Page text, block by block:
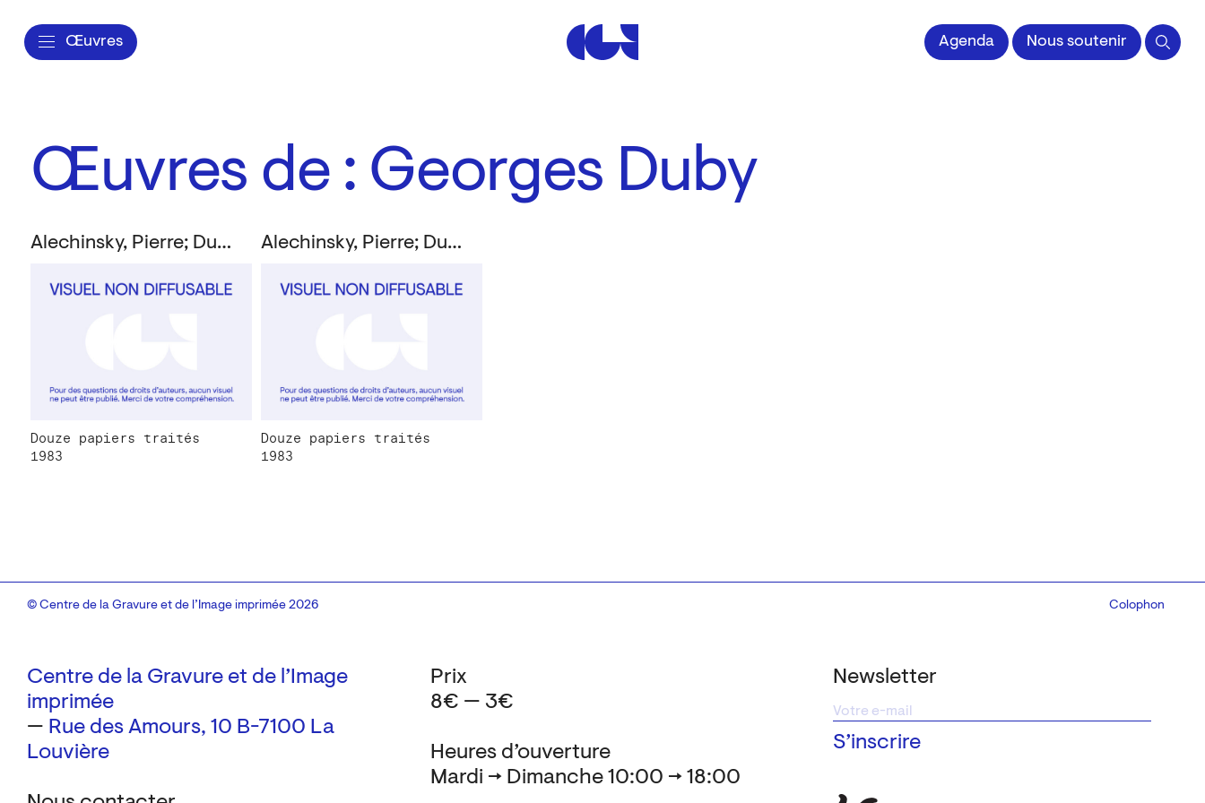
Œuvres Centre de la Gravure et de l'Image impriméeAgenda Nous soutenir
Œuvres de : Georges Duby
Alechinsky, Pierre; Duby, Georges
Douze papiers traités
1983
Alechinsky, Pierre; Duby, Georges
Douze papiers traités
1983
Centre de la Gravure et de l’Image
imprimée
— Rue des Amours, 10 B-7100 La
Louvière
Newsletter
Heures d’ouverture
Mardi → Dimanche 10:00 → 18:00
Prix
8€ — 3€
© Centre de la Gravure et de l’Image imprimée 2026 Colophon
Design:Marcel